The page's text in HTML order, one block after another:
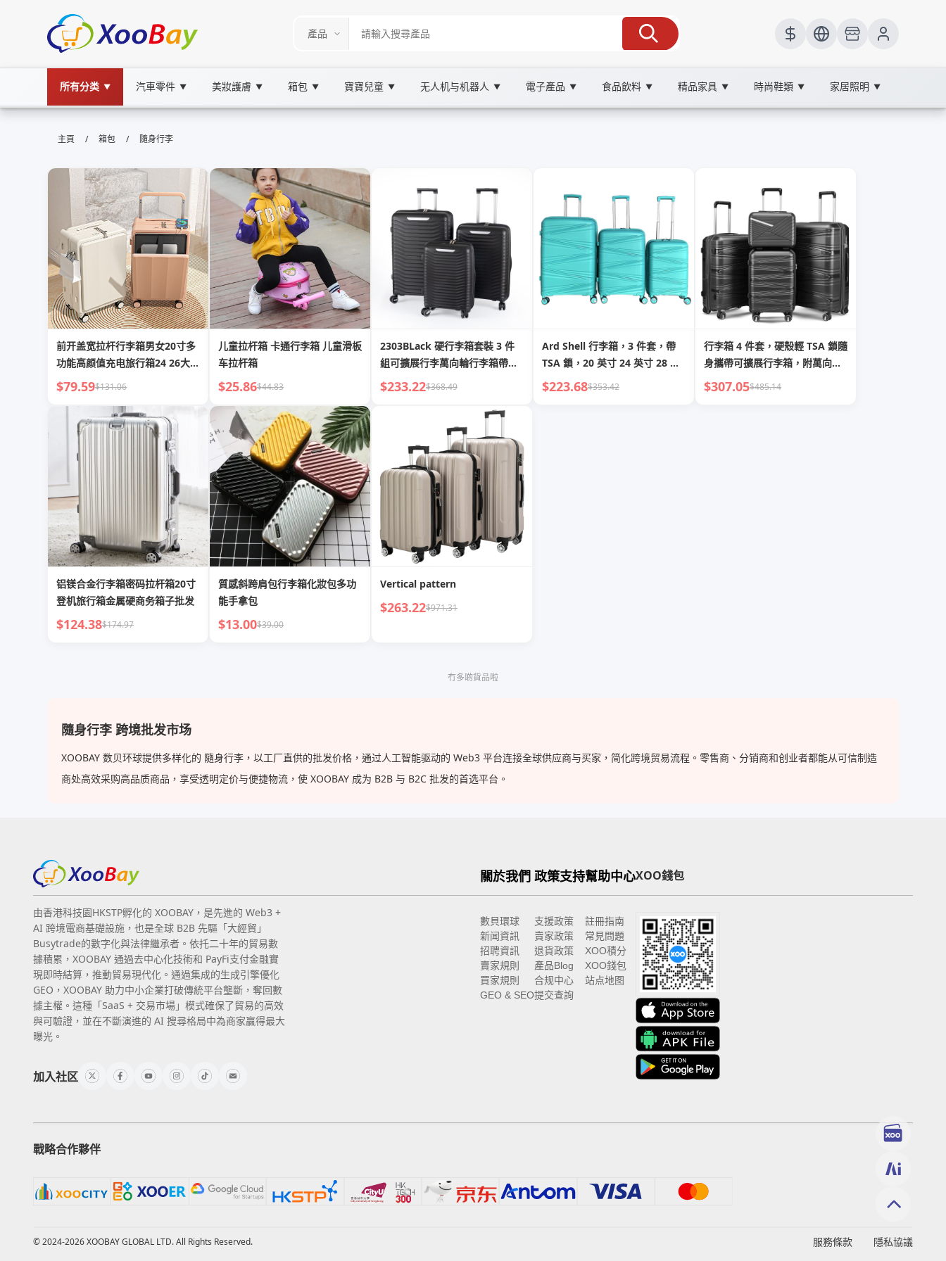
所有分类 ▼ 汽車零件 ▼ 美妝護膚 ▼ 箱包 ▼ 寶寶兒童 ▼ 无人机与机器人 ▼ 電子產品 ▼ 食品飲料 ▼ 精品家具 ▼ 時尚鞋類 ▼ 家居照明 ▼
隨身行李 | XOOBAY B2B/B2C Marketplace
提供隨身行李選購、手提行李規定及安檢貼士，協助快速通關。
主頁 / 箱包 / 隨身行李
前开盖宽拉杆行李箱男女20寸多
功能高颜值充电旅行箱24 26大容
量
$79.59$131.06
儿童拉杆箱 卡通行李箱 儿童滑板
车拉杆箱
$25.86$44.83
2303BLack 硬行李箱套裝 3 件
組可擴展行李萬向輪行李箱帶
TSA 鎖輕型隨身行李箱 19 英寸
23 英寸 27 英寸
$233.22$368.49
Ard Shell 行李箱，3 件套，帶
TSA 鎖，20 英寸 24 英寸 28 英
寸
$223.68$353.42
行李箱 4 件套，硬殼輕 TSA 鎖隨
身攜帶可擴展行李箱，附萬向輪
旅行套裝，適合男士女士
$307.05$485.14
铝镁合金行李箱密码拉杆箱20寸
登机旅行箱金属硬商务箱子批发
$124.38$174.97
質感斜跨肩包行李箱化妝包多功
能手拿包
$13.00$39.00
Vertical pattern
$263.22$971.31
冇多啲貨品啦
隨身行李 跨境批发市场
XOOBAY 数贝环球提供多样化的 隨身行李，以工厂直供的批发价格，通过人工智能驱动的 Web3 平台连接全球供应商与买家，简化跨境贸易流程。零售商、分销商和创业者都能从可信制造
商处高效采购高品质商品，享受透明定价与便捷物流，使 XOOBAY 成为 B2B 与 B2C 批发的首选平台。
由香港科技園HKSTP孵化的 XOOBAY，是先進的 Web3 +
AI 跨境電商基礎設施，也是全球 B2B 先驅「大經貿」
Busytrade的數字化與法律繼承者。依托二十年的貿易數
據積累，XOOBAY 通過去中心化技術和 PayFi支付金融實
現即時結算，推動貿易現代化。通過集成的生成引擎優化
GEO，XOOBAY 助力中小企業打破傳統平台壟斷，奪回數
據主權。這種「SaaS + 交易市場」模式確保了貿易的高效
與可驗證，並在不斷演進的 AI 搜尋格局中為商家贏得最大
曝光。
加入社区
關於我們
數貝環球
新闻資訊
招聘資訊
賣家規則
買家規則
GEO & SEO
政策支持
支援政策
賣家政策
退貨政策
產品Blog
合规中心
提交查詢
幫助中心
註冊指南
常見問題
XOO積分
XOO錢包
站点地图
XOO錢包
戰略合作夥伴
© 2024-2026 XOOBAY GLOBAL LTD. All Rights Reserved. 服務條款 隱私協議